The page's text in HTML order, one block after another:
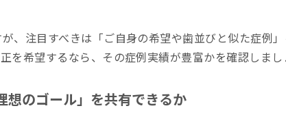
、注目すべきは「ご自身の希望や歯並びと似た症例
を希望するなら、その症例実績が豊富かを確認しま
想のゴール」を共有できるか